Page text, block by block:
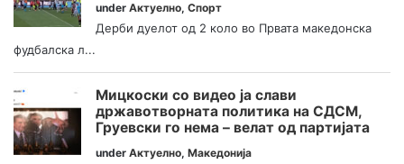
under Актуелно, Спорт
Дерби дуелот од 2 коло во Првата македонска
фудбалска л...
Мицкоски со видео ја слави
државотворната политика на СДСМ,
Груевски го нема – велат од партијата
under Актуелно, Македонија